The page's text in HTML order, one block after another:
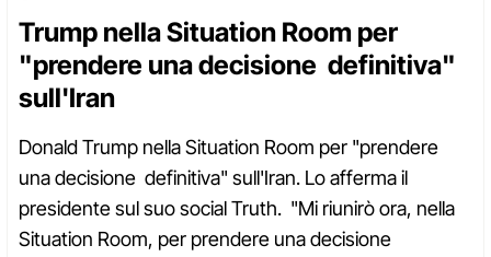
Trump nella Situation Room per
"prendere una decisione definitiva"
sull'Iran
Donald Trump nella Situation Room per "prendere
una decisione definitiva" sull'Iran. Lo afferma il
presidente sul suo social Truth. "Mi riunirò ora, nella
Situation Room, per prendere una decisione